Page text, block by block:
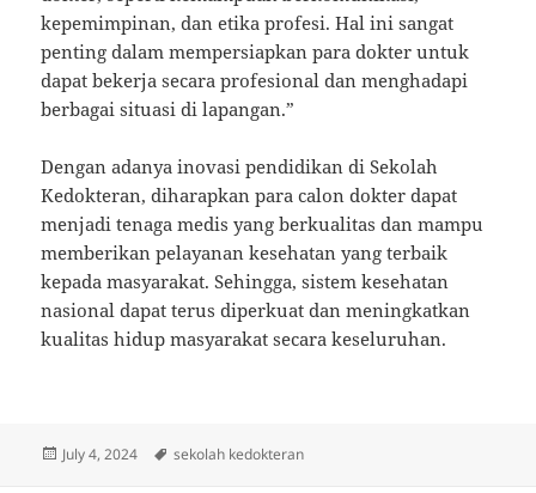
kepemimpinan, dan etika profesi. Hal ini sangat
penting dalam mempersiapkan para dokter untuk
dapat bekerja secara profesional dan menghadapi
berbagai situasi di lapangan.”
Dengan adanya inovasi pendidikan di Sekolah
Kedokteran, diharapkan para calon dokter dapat
menjadi tenaga medis yang berkualitas dan mampu
memberikan pelayanan kesehatan yang terbaik
kepada masyarakat. Sehingga, sistem kesehatan
nasional dapat terus diperkuat dan meningkatkan
kualitas hidup masyarakat secara keseluruhan.
Posted
July 4, 2024 Tags
sekolah kedokteran